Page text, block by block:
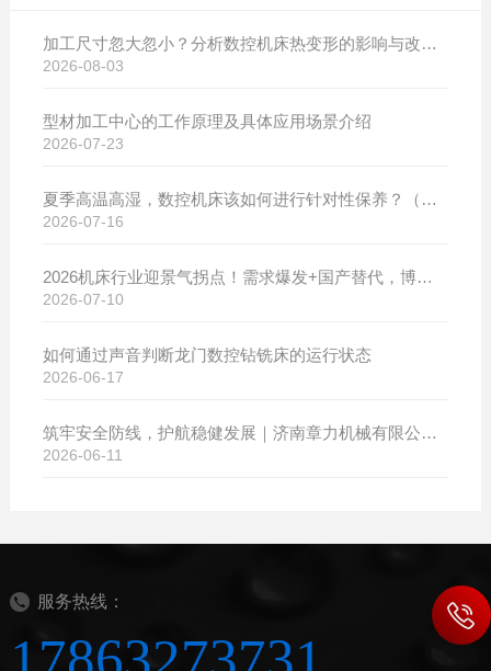
加工尺寸忽大忽小？分析数控机床热变形的影响与改善方案
2026-08-03
型材加工中心的工作原理及具体应用场景介绍
2026-07-23
夏季高温高湿，数控机床该如何进行针对性保养？（附冬夏维保异同对比）
2026-07-16
2026机床行业迎景气拐点！需求爆发+国产替代，博斯曼数控设备产销两旺发货忙
2026-07-10
如何通过声音判断龙门数控钻铣床的运行状态
2026-06-17
筑牢安全防线，护航稳健发展｜济南章力机械有限公司开展2026年安全生产月系列活动
2026-06-11
服务热线：